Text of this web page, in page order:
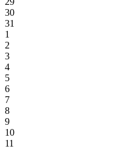
30
31
1
2
3
4
5
6
7
8
9
10
11